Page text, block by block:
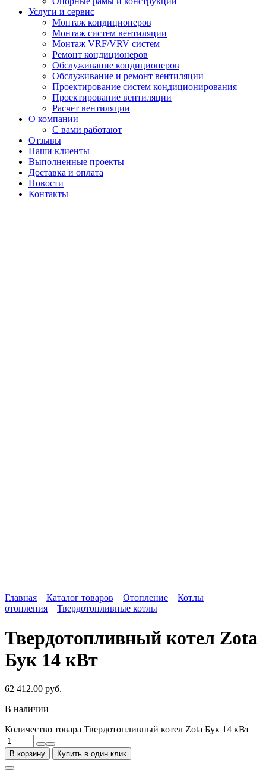
Услуги и сервис
Монтаж кондиционеров
Монтаж систем вентиляции
Монтаж VRF/VRV систем
Ремонт кондиционеров
Обслуживание кондиционеров
Обслуживание и ремонт вентиляции
Проектирование систем кондиционирования
Проектирование вентиляции
Расчет вентиляции
О компании
С вами работают
Отзывы
Наши клиенты
Выполненные проекты
Доставка и оплата
Новости
Контакты
Главная Каталог товаров Отопление
Котлы
отопления
Твердотопливные котлы
Твердотопливный котел Zota
Бук 14 кВт
62 412.00 руб.
В наличии
Количество товара Твердотопливный котел Zota Бук 14 кВт
В корзину Купить в один клик